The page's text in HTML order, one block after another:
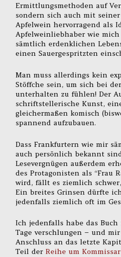
Ermittlungsmethoden auf
sondern sich auch mit
Apfelwein hervorragend als
Apfelweinliebhaber wie
sämtlich erdenklichen
einen Sauergespritzten
Man muss allerdings kein
Stöffche sein, um sich bei
unterhalten zu fühlen! Der
schriftstellerische Kunst,
gleichermaßen komisch
spannend aufzubauen.
Dass Frankfurtern wie mir
auch persönlich bekannt
Lesevergnügen außerdem
des Protagonisten als “Frau
wird, fällt es ziemlich
Ein breites Grinsen dürfte
jedenfalls ziemlich oft im
Ich jedenfalls habe das
Tage verschlungen – und
Anschluss an das letzte
Teil derReihe um